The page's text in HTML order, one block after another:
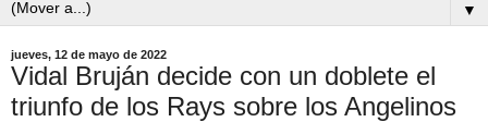
▼
jueves, 12 de mayo de 2022
Vidal Bruján decide con un doblete el
triunfo de los Rays sobre los Angelinos